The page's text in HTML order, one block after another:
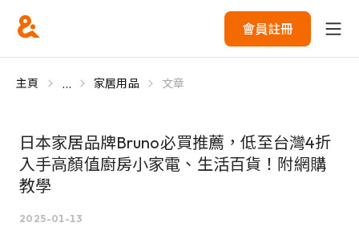
會員註冊
主頁 ... 家居用品 文章
日本家居品牌Bruno必買推薦，低至台灣4折
入手高顏值廚房小家電、生活百貨！附網購
教學
2025-01-13